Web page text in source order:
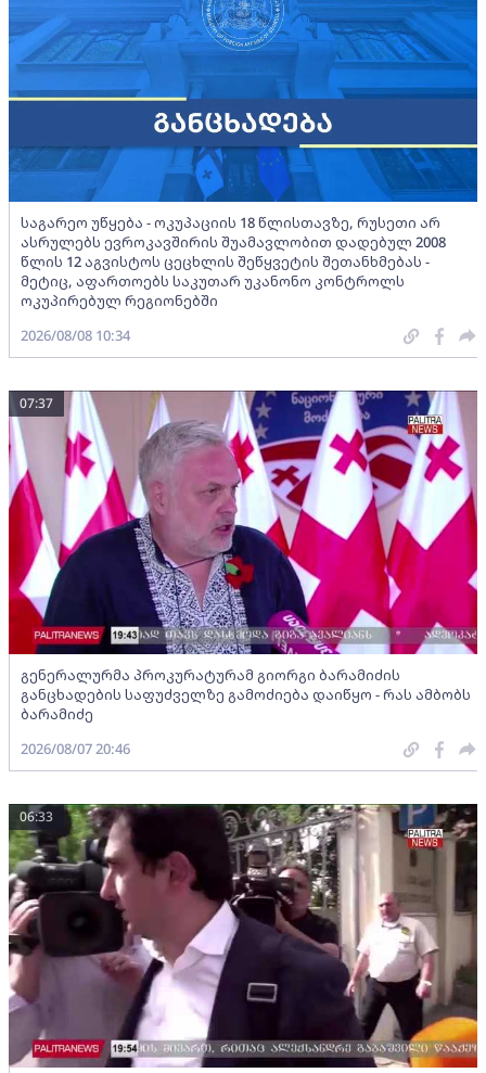
საგარეო უწყება - ოკუპაციის 18 წლისთავზე, რუსეთი არ
ასრულებს ევროკავშირის შუამავლობით დადებულ 2008
წლის 12 აგვისტოს ცეცხლის შეწყვეტის შეთანხმებას -
მეტიც, აფართოებს საკუთარ უკანონო კონტროლს
ოკუპირებულ რეგიონებში
2026/08/08 10:34
გენერალურმა პროკურატურამ გიორგი ბარამიძის
განცხადების საფუძველზე გამოძიება დაიწყო - რას ამბობს
ბარამიძე
07:37
2026/08/07 20:46
06:33